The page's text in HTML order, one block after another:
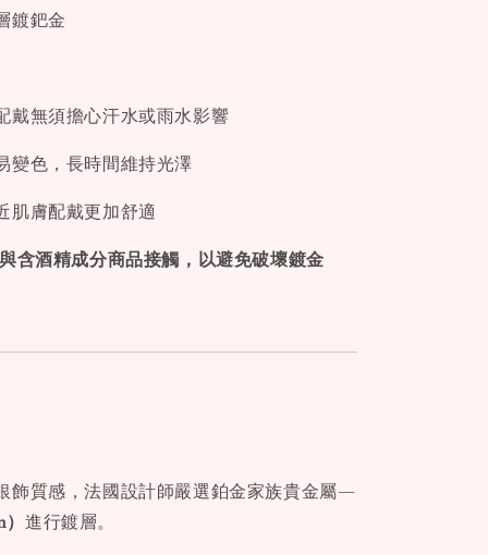
鍍鈀金
戴無須擔心汗水或雨水影響
變色，長時間維持光澤
肌膚配戴更加舒適
含酒精成分商品接觸，以避免破壞鍍金
飾質感，法國設計師嚴選鉑金家族貴金屬—
進行鍍層。